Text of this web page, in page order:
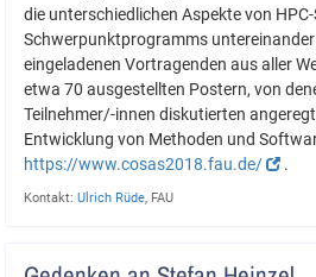
die unterschiedlichen Aspekte von
Schwerpunktprogramms
eingeladenen Vortragenden aus aller
etwa 70 ausgestellten Postern, von
Teilnehmer/-innen diskutierten
Entwicklung von Methoden und
https://www.cosas2018.fau.de/
.
Kontakt: Ulrich Rüde , FAU